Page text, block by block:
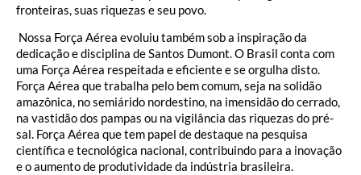
fronteiras, suas riquezas e seu povo.
Nossa Força Aérea evoluiu também sob a inspiração da
dedicação e disciplina de Santos Dumont. O Brasil conta com
uma Força Aérea respeitada e eficiente e se orgulha disto.
Força Aérea que trabalha pelo bem comum, seja na solidão
amazônica, no semiárido nordestino, na imensidão do cerrado,
na vastidão dos pampas ou na vigilância das riquezas do pré-
sal. Força Aérea que tem papel de destaque na pesquisa
científica e tecnológica nacional, contribuindo para a inovação
e o aumento de produtividade da indústria brasileira.